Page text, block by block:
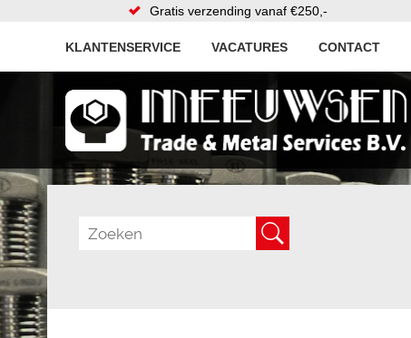
Gratis verzending vanaf €250,-
KLANTENSERVICE VACATURES CONTACT